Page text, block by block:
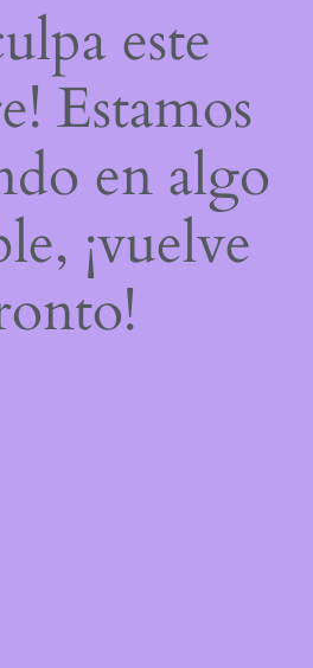
este
Estamos
en algo
¡vuelve